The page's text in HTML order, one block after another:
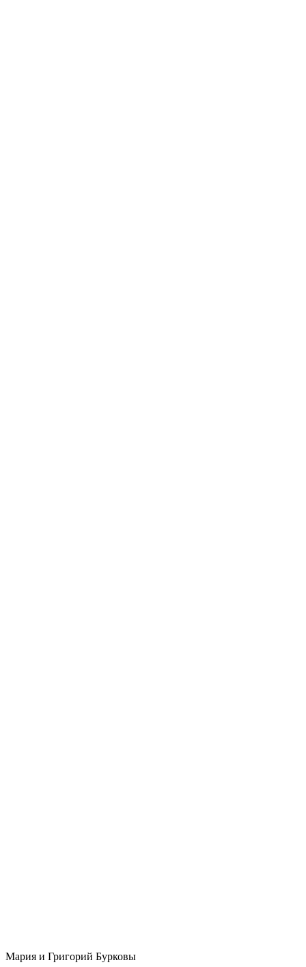
Мария и Григорий Бурковы